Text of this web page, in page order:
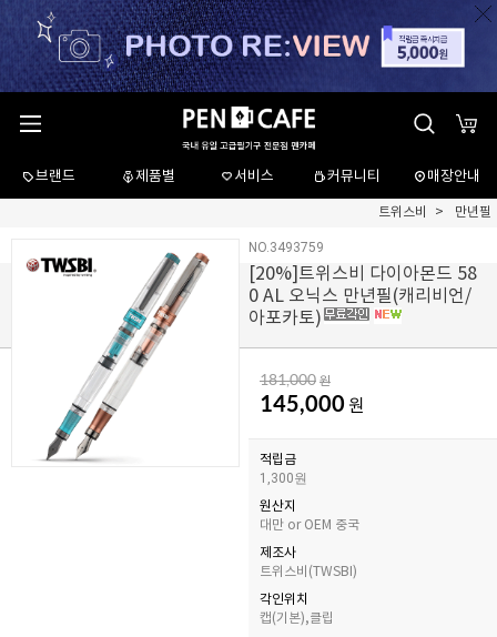
브랜드 제품별 서비스 커뮤니티 매장안내
트위스비 만년필
NO.3493759
[20%]트위스비 다이아몬드 58
0 AL 오닉스 만년필(캐리비언/
아포카토)
181,000 원
145,000 원
적립금
1,300원
원산지
대만 or OEM 중국
제조사
트위스비(TWSBI)
각인위치
캡(기본),클립